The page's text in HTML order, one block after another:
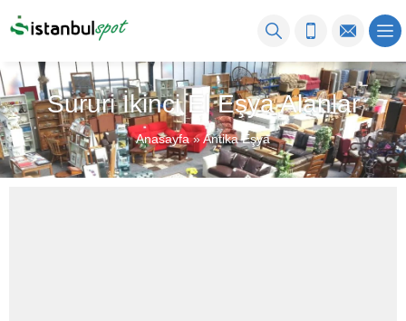
Sururi İkinci El Eşya Alanlar
Anasayfa»Antika Eşya